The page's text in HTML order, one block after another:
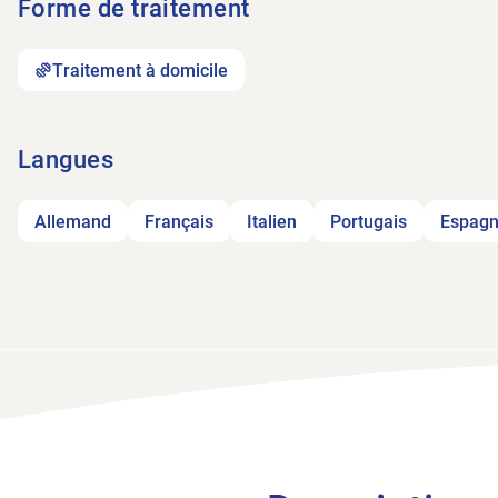
Forme de traitement
Traitement à domicile
Langues
Allemand Français Italien Portugais